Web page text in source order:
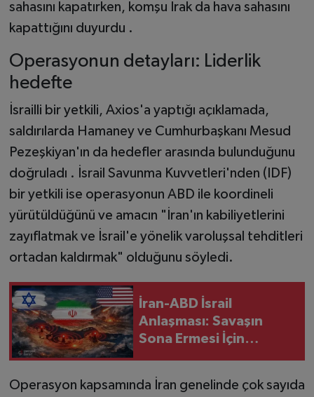
sahasını kapatırken, komşu Irak da hava sahasını
kapattığını duyurdu .
Operasyonun detayları: Liderlik
hedefte
İsrailli bir yetkili, Axios'a yaptığı açıklamada,
saldırılarda Hamaney ve Cumhurbaşkanı Mesud
Pezeşkiyan'ın da hedefler arasında bulunduğunu
doğruladı . İsrail Savunma Kuvvetleri'nden (IDF)
bir yetkili ise operasyonun ABD ile koordineli
yürütüldüğünü ve amacın "İran'ın kabiliyetlerini
zayıflatmak ve İsrail'e yönelik varoluşsal tehditleri
ortadan kaldırmak" olduğunu söyledi.
İran-ABD İsrail
Anlaşması: Savaşın
Sona Ermesi İçin
Yapılacak
Operasyon kapsamında İran genelinde çok sayıda